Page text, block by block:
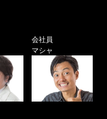
会社員
マシャ